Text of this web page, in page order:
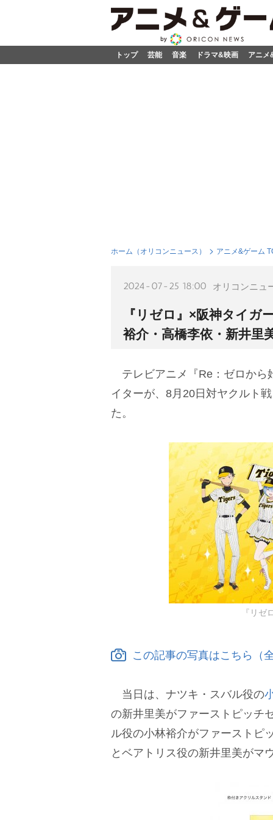
トップ 芸能 音楽 ドラマ&映画 アニメ
ホーム（オリコンニュース） アニメ&ゲーム
2024-07-25 18:00 オリコンニュ
『リゼロ』×阪神タイガ
裕介・高橋李依・新井里
テレビアニメ『Re：ゼロから
イターが、8月20日対ヤクルト
た。
『リゼ
この記事の写真はこちら（
当日は、ナツキ・スバル役の
の新井里美がファーストピッチ
ル役の小林裕介がファーストピ
とベアトリス役の新井里美がマ